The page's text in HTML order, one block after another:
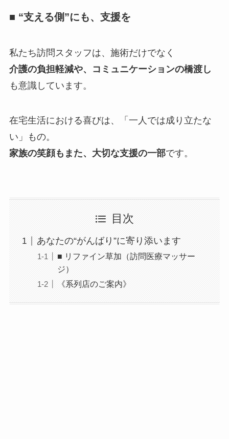
■ “支える側”にも、支援を
私たち訪問スタッフは、施術だけでなく
介護の負担軽減や、コミュニケーションの橋渡し
も意識しています。
在宅生活における喜びは、「一人では成り立たな
い」もの。
家族の笑顔もまた、大切な支援の一部です。
目次
あなたの“がんばり”に寄り添います
■ リファイン草加（訪問医療マッサー
ジ）
《系列店のご案内》